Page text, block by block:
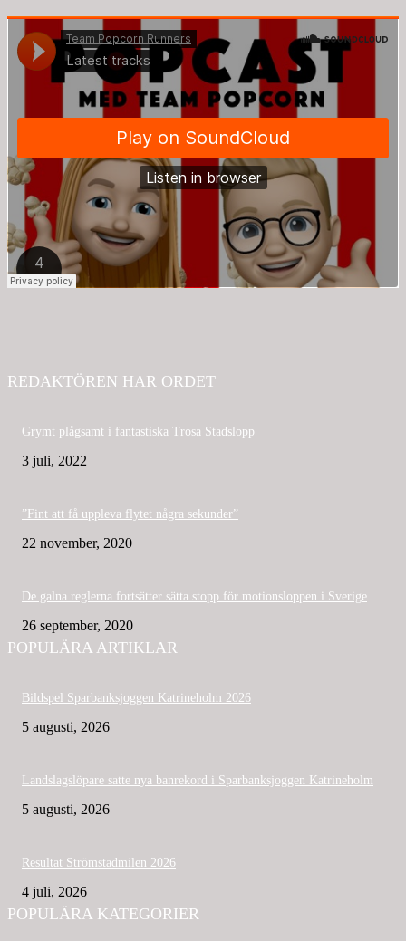
REDAKTÖREN HAR ORDET
Grymt plågsamt i fantastiska Trosa Stadslopp
3 juli, 2022
”Fint att få uppleva flytet några sekunder”
22 november, 2020
De galna reglerna fortsätter sätta stopp för motionsloppen i Sverige
26 september, 2020
POPULÄRA ARTIKLAR
Bildspel Sparbanksjoggen Katrineholm 2026
5 augusti, 2026
Landslagslöpare satte nya banrekord i Sparbanksjoggen Katrineholm
5 augusti, 2026
Resultat Strömstadmilen 2026
4 juli, 2026
POPULÄRA KATEGORIER